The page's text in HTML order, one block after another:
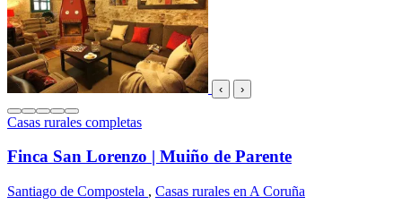
‹ ›
Casas rurales completas
Finca San Lorenzo | Muiño de Parente
Santiago de Compostela , Casas rurales en A Coruña